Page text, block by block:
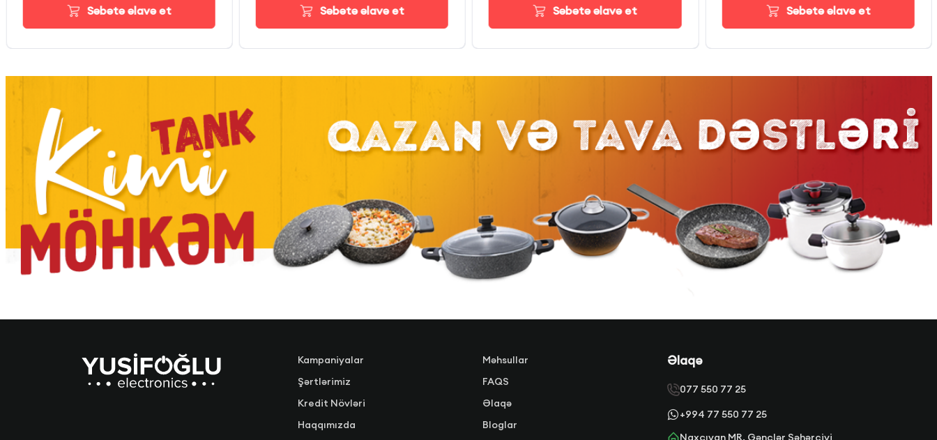
Səbətə əlavə et Səbətə əlavə et Səbətə əlavə et Səbətə əlavə et
Kampaniyalar
Şərtlərimiz
Kredit Növləri
Haqqımızda
Məhsullar
FAQS
Əlaqə
Bloglar
Əlaqə
077 550 77 25
+994 77 550 77 25
Naxçıvan MR. Gənclər Şəhərciyi